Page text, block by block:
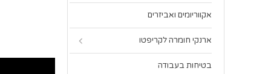
אקווריומים ואביזרים
ארנקי חומרה לקריפטו
בטיחות בעבודה